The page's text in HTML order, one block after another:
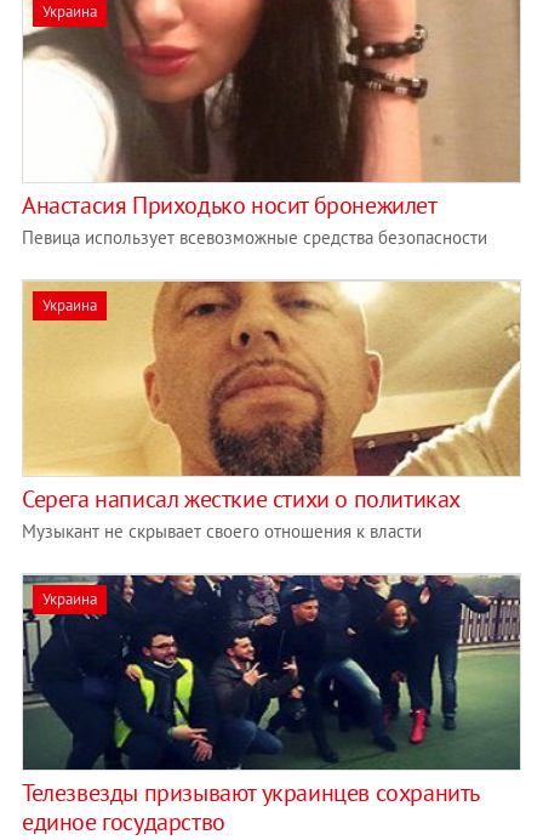
Украина
Анастасия Приходько носит бронежилет
Певица использует всевозможные средства безопасности
Украина
Серега написал жесткие стихи о политиках
Музыкант не скрывает своего отношения к власти
Украина
Телезвезды призывают украинцев сохранить
единое государство